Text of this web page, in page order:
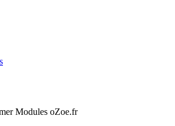
Modules oZoe.fr